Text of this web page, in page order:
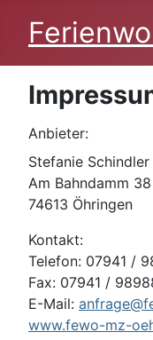
Anbieter:
Stefanie Schindler
Am Bahndamm 38
74613 Öhringen
Kontakt:
Telefon: 07941 /
Fax: 07941 /
E-Mail:
www.fewo-mz-